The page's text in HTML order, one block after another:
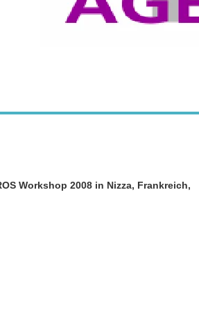
Workshop 2008 in Nizza, Frankreich,